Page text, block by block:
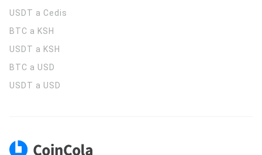
USDT a Cedis
BTC a KSH
USDT a KSH
BTC a USD
USDT a USD